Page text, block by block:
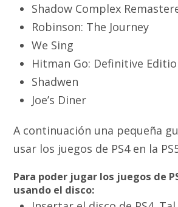
Shadow Complex
Robinson: The Journey
We Sing
Hitman Go: Definitive
Shadwen
Joe’s Diner
A continuación una pequeña
usar los juegos de PS4 en la
Para poder jugar los juegos de
usando el disco: